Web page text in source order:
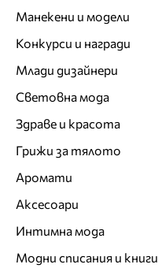
Манекени и модели
Конкурси и награди
Млади дизайнери
Световна мода
Здраве и красота
Грижи за тялото
Аромати
Аксесоари
Интимна мода
Модни списания и книги